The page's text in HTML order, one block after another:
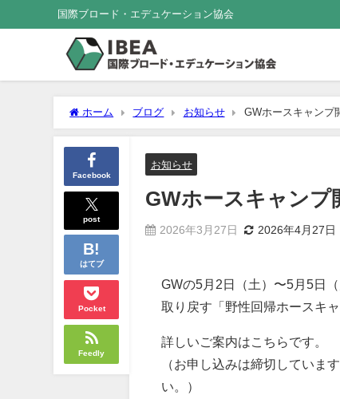
国際ブロード・エデュケーション協会
ホーム ブログ お知らせ GWホースキャンプ
Facebook
post
はてブ
Pocket
Feedly
お知らせ
GWホースキャンプ
2026年3月27日 2026年4月27日
GWの5月2日（土）〜5月5日
取り戻す「野性回帰ホースキ
詳しいご案内はこちらです。
（お申し込みは締切していま
い。）